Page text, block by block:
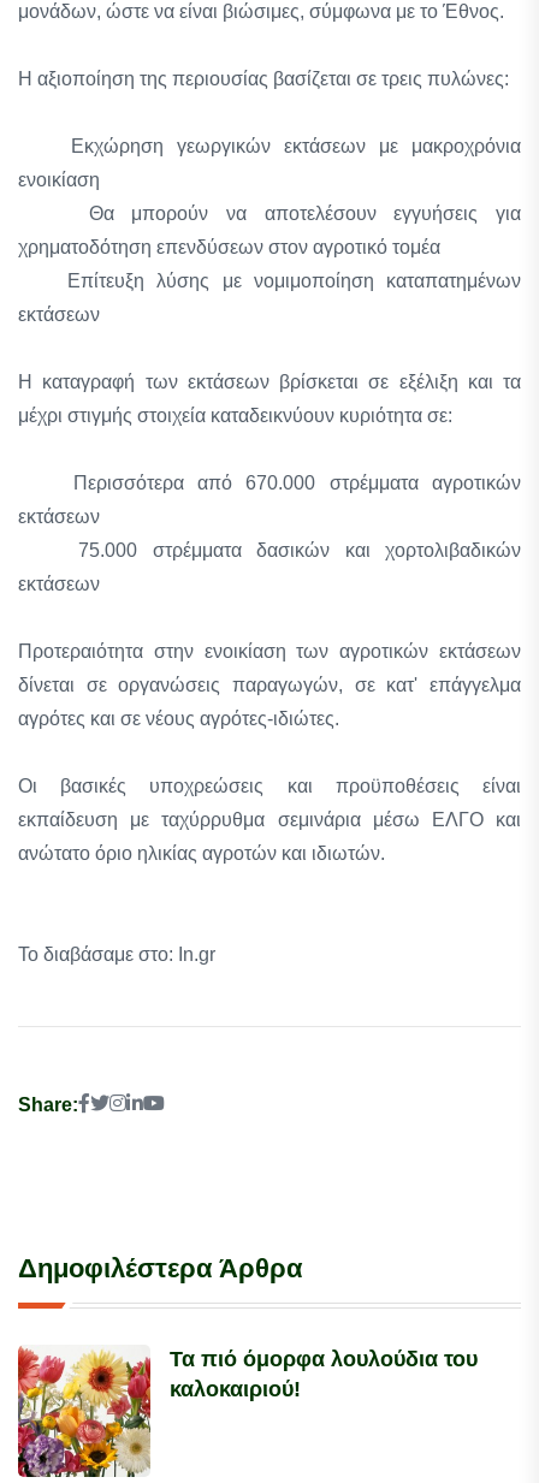
μονάδων, ώστε να είναι βιώσιμες, σύμφωνα με το Έθνος.
Η αξιοποίηση της περιουσίας βασίζεται σε τρεις πυλώνες:
Εκχώρηση γεωργικών εκτάσεων με μακροχρόνια
ενοικίαση
Θα μπορούν να αποτελέσουν εγγυήσεις για
χρηματοδότηση επενδύσεων στον αγροτικό τομέα
Επίτευξη λύσης με νομιμοποίηση καταπατημένων
εκτάσεων
Η καταγραφή των εκτάσεων βρίσκεται σε εξέλιξη και τα
μέχρι στιγμής στοιχεία καταδεικνύουν κυριότητα σε:
Περισσότερα από 670.000 στρέμματα αγροτικών
εκτάσεων
75.000 στρέμματα δασικών και χορτολιβαδικών
εκτάσεων
Προτεραιότητα στην ενοικίαση των αγροτικών εκτάσεων
δίνεται σε οργανώσεις παραγωγών, σε κατ' επάγγελμα
αγρότες και σε νέους αγρότες-ιδιώτες.
Οι βασικές υποχρεώσεις και προϋποθέσεις είναι
εκπαίδευση με ταχύρρυθμα σεμινάρια μέσω ΕΛΓΟ και
ανώτατο όριο ηλικίας αγροτών και ιδιωτών.
Το διαβάσαμε στο: In.gr
Share:
Δημοφιλέστερα Άρθρα
Τα πιό όμορφα λουλούδια του
καλοκαιριού!